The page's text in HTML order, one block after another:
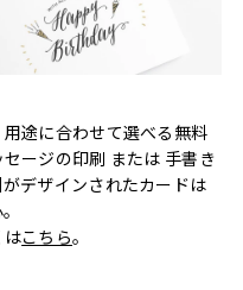
途に合わせて選べる無料
ージの印刷 または 手書き
デザインされたカードは
はこちら。